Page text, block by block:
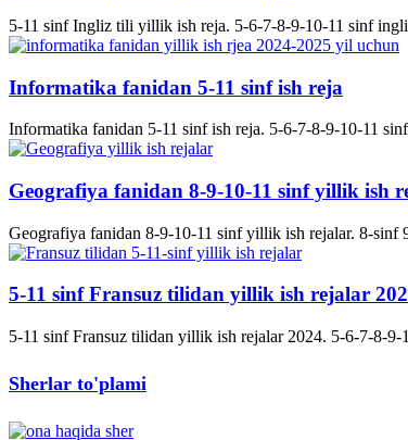
5-11 sinf Ingliz tili yillik ish reja. 5-6-7-8-9-10-11 sinf
Informatika fanidan 5-11 sinf ish reja
Informatika fanidan 5-11 sinf ish reja. 5-6-7-8-9-10-11
Geografiya fanidan 8-9-10-11 sinf yillik ish
Geografiya fanidan 8-9-10-11 sinf yillik ish rejalar. 8-
5-11 sinf Fransuz tilidan yillik ish rejalar
5-11 sinf Fransuz tilidan yillik ish rejalar 2024. 5-6-7-8-
Sherlar to'plami